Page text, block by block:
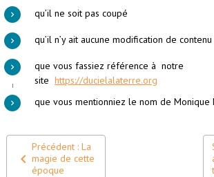
qu’il ne soit pas coupé
qu’il n’y ait aucune modification de contenu
que vous fassiez référence à notre
site https://ducielalaterre.org
que vous mentionniez le nom de Monique
Précédent : La
magie de cette
époque